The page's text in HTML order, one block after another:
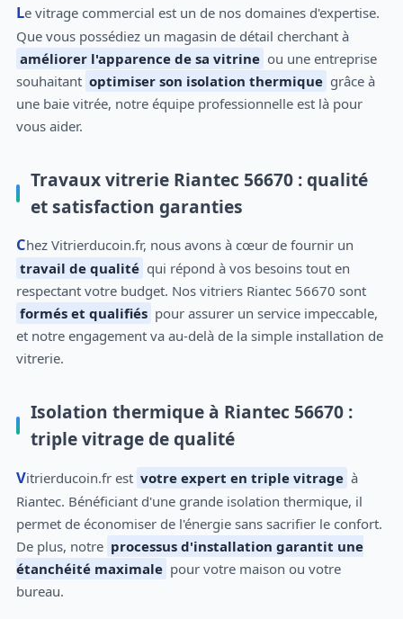
Le vitrage commercial est un de nos domaines d'expertise.
Que vous possédiez un magasin de détail cherchant à
améliorer l'apparence de sa vitrine ou une entreprise
souhaitant optimiser son isolation thermique grâce à
une baie vitrée, notre équipe professionnelle est là pour
vous aider.
Travaux vitrerie Riantec 56670 : qualité
et satisfaction garanties
Chez Vitrierducoin.fr, nous avons à cœur de fournir un
travail de qualité qui répond à vos besoins tout en
respectant votre budget. Nos vitriers Riantec 56670 sont
formés et qualifiés pour assurer un service impeccable,
et notre engagement va au-delà de la simple installation de
vitrerie.
Isolation thermique à Riantec 56670 :
triple vitrage de qualité
Vitrierducoin.fr est votre expert en triple vitrage à
Riantec. Bénéficiant d'une grande isolation thermique, il
permet de économiser de l'énergie sans sacrifier le confort.
De plus, notre processus d'installation garantit une
étanchéité maximale pour votre maison ou votre
bureau.